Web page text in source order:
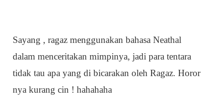
Sayang , ragaz menggunakan bahasa Neathal
dalam menceritakan mimpinya, jadi para tentara
tidak tau apa yang di bicarakan oleh Ragaz. Horor
nya kurang cin ! hahahaha